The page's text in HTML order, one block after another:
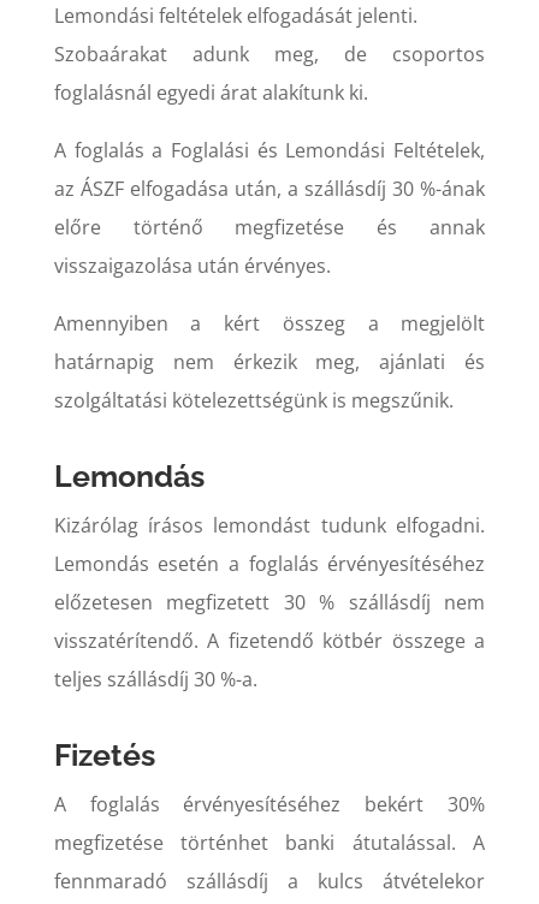
Lemondási feltételek elfogadását jelenti.
Szobaárakat adunk meg, de csoportos
foglalásnál egyedi árat alakítunk ki.
A foglalás a Foglalási és Lemondási Feltételek,
az ÁSZF elfogadása után, a szállásdíj 30 %-ának
előre történő megfizetése és annak
visszaigazolása után érvényes.
Amennyiben a kért összeg a megjelölt
határnapig nem érkezik meg, ajánlati és
szolgáltatási kötelezettségünk is megszűnik.
Lemondás
Kizárólag írásos lemondást tudunk elfogadni.
Lemondás esetén a foglalás érvényesítéséhez
előzetesen megfizetett 30 % szállásdíj nem
visszatérítendő. A fizetendő kötbér összege a
teljes szállásdíj 30 %-a.
Fizetés
A foglalás érvényesítéséhez bekért 30%
megfizetése történhet banki átutalással. A
fennmaradó szállásdíj a kulcs átvételekor